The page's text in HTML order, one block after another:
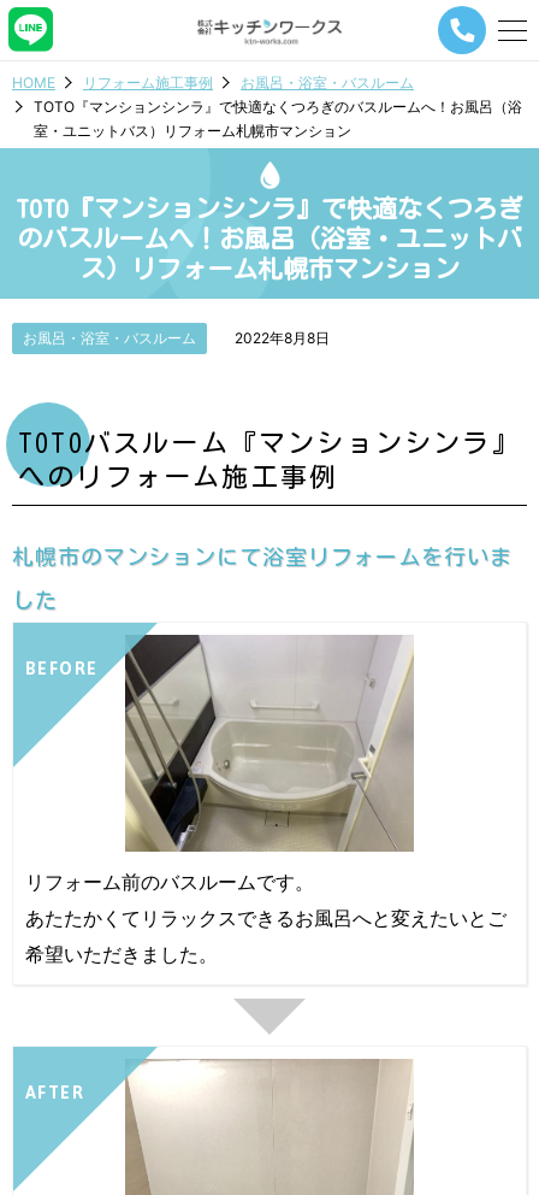
メ
ー
ビ
ー
シ
ョ
タ
HOME リフォーム施工事例
お風呂・浴室・バスルーム
TOTO『マンションシンラ』で快適なくつろぎのバスルームへ！お風呂（浴
室・ユニットバス）リフォーム札幌市マンション
TOTO『マンションシンラ』で快適なくつろぎ
のバスルームへ！お風呂（浴室・ユニットバ
ス）リフォーム札幌市マンション
お風呂・浴室・バスルーム 2022年8月8日
TOTOバスルーム『マンションシンラ』
へのリフォーム施工事例
札幌市のマンションにて浴室リフォームを行いま
した
BEFORE
リフォーム前のバスルームです。
あたたかくてリラックスできるお風呂へと変えたいとご
希望いただきました。
AFTER